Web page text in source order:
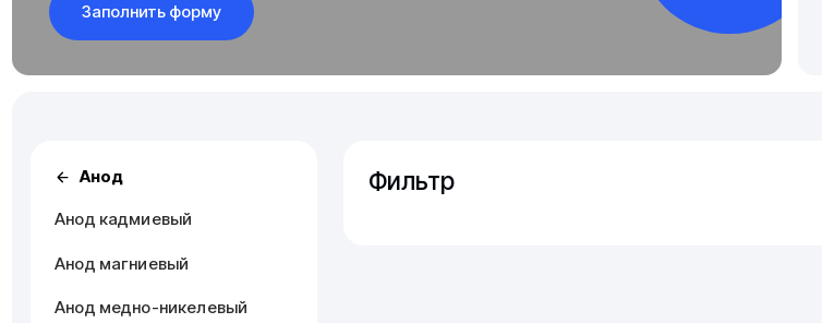
Заполнить форму
Анод
Анод кадмиевый
Анод магниевый
Анод медно-никелевый
Фильтр